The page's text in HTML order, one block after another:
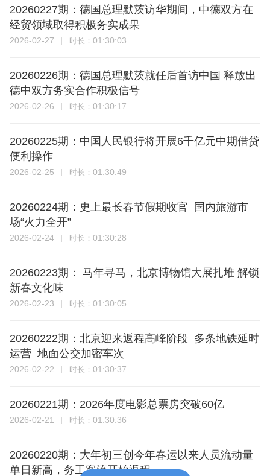
20260227期：德国总理默茨访华期间，中德双方在
经贸领域取得积极务实成果
2026-02-27 时长： 01:30:03
20260226期：德国总理默茨就任后首访中国 释放出
德中双方务实合作积极信号
2026-02-26 时长： 01:30:17
20260225期：中国人民银行将开展6千亿元中期借贷
便利操作
2026-02-25 时长： 01:30:49
20260224期：史上最长春节假期收官 国内旅游市
场“火力全开”
2026-02-24 时长： 01:30:28
20260223期： 马年寻马，北京博物馆大展扎堆 解锁
新春文化味
2026-02-23 时长： 01:30:05
20260222期：北京迎来返程高峰阶段 多条地铁延时
运营 地面公交加密车次
2026-02-22 时长： 01:30:37
20260221期：2026年度电影总票房突破60亿
2026-02-21 时长： 01:30:36
20260220期：大年初三创今年春运以来人员流动量
单日新高，务工客流开始返程